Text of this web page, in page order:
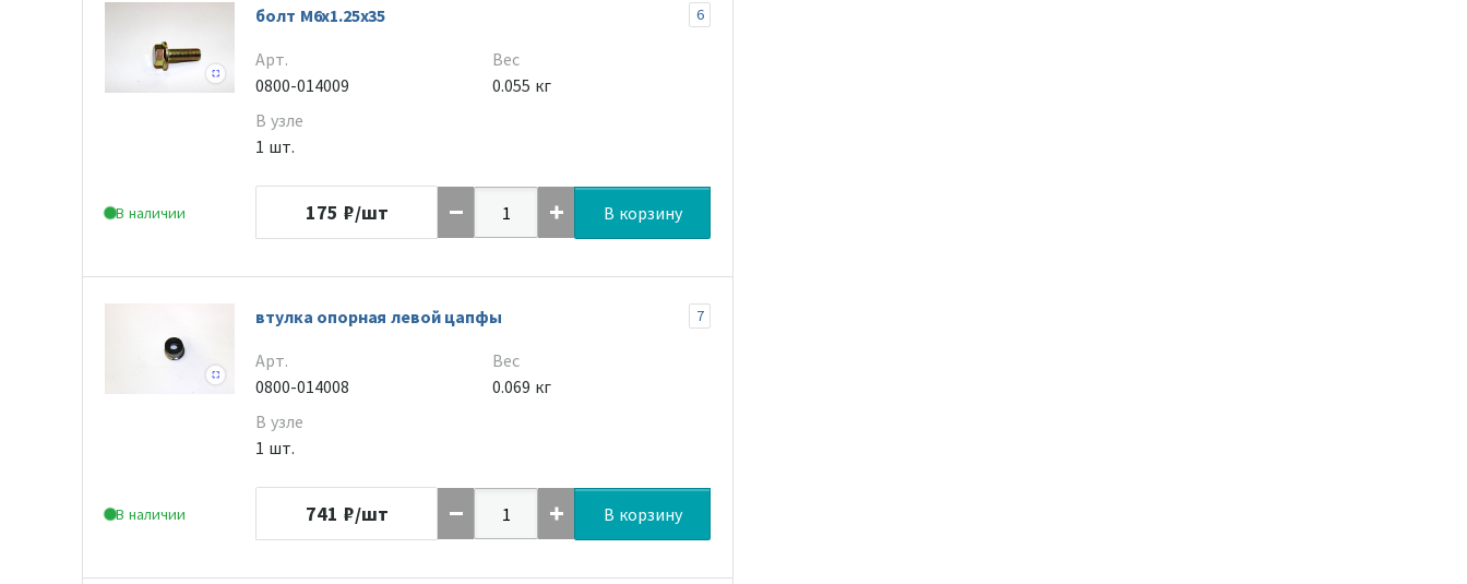
В наличии
болт M6x1.25x35 6
Арт.
0800-014009
В узле
1 шт.
Вес
0.055 кг
175 ₽/шт В корзину
В наличии
втулка опорная левой цапфы 7
Арт.
0800-014008
В узле
1 шт.
Вес
0.069 кг
741 ₽/шт В корзину